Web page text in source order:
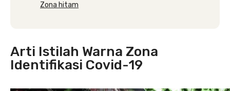
Zona hitam
Arti Istilah Warna Zona
Identifikasi Covid-19